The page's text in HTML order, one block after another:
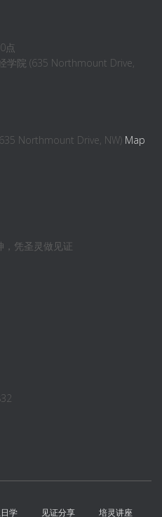
点
学院 (635 Northmount Drive,
Northmount Drive, NW) Map
，凭圣灵做见证
学 见证分享 培灵讲座